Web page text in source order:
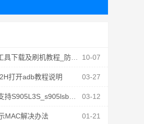
10-07
载及刷机教程_防丢mac
03-27
打开adb教程说明
03-12
固件刷机
01-21
MAC解决办法